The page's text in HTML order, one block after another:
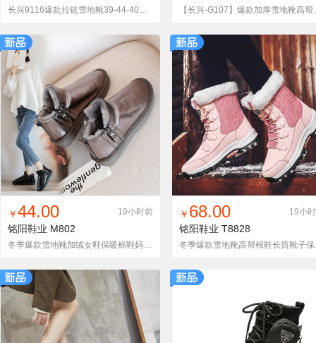
长兴9116爆款拉链雪地靴39-44-40元主推货足 【长兴-
找同款 加入铺货单 收藏
￥44.00 19小时前
铭阳鞋业 M802
冬季爆款雪地靴加绒女鞋保暖棉鞋妈妈鞋 【大货主推】
找同款 加入铺货单 收藏
￥ 68.00 19小
铭阳鞋业 T8828
冬